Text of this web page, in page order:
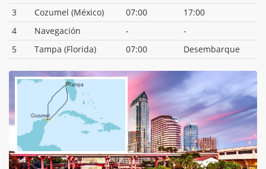
3
Cozumel (México) 07:00
17:00
4
Navegación -
-
5
Tampa (Florida) 07:00 Desembarque